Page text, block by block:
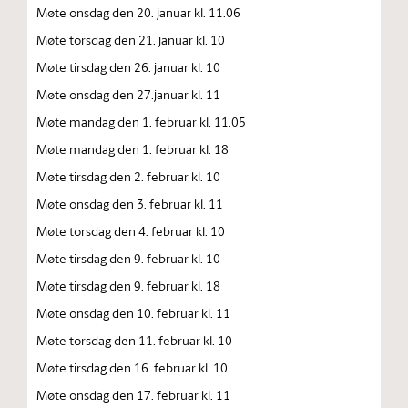
Møte onsdag den 20. januar kl. 11.06
Møte torsdag den 21. januar kl. 10
Møte tirsdag den 26. januar kl. 10
Møte onsdag den 27.januar kl. 11
Møte mandag den 1. februar kl. 11.05
Møte mandag den 1. februar kl. 18
Møte tirsdag den 2. februar kl. 10
Møte onsdag den 3. februar kl. 11
Møte torsdag den 4. februar kl. 10
Møte tirsdag den 9. februar kl. 10
Møte tirsdag den 9. februar kl. 18
Møte onsdag den 10. februar kl. 11
Møte torsdag den 11. februar kl. 10
Møte tirsdag den 16. februar kl. 10
Møte onsdag den 17. februar kl. 11